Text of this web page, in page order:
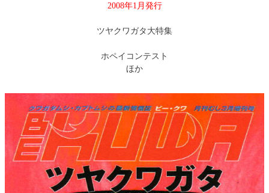
2008年1月発行
ツヤクワガタ大特集
ホペイコンテスト
ほか